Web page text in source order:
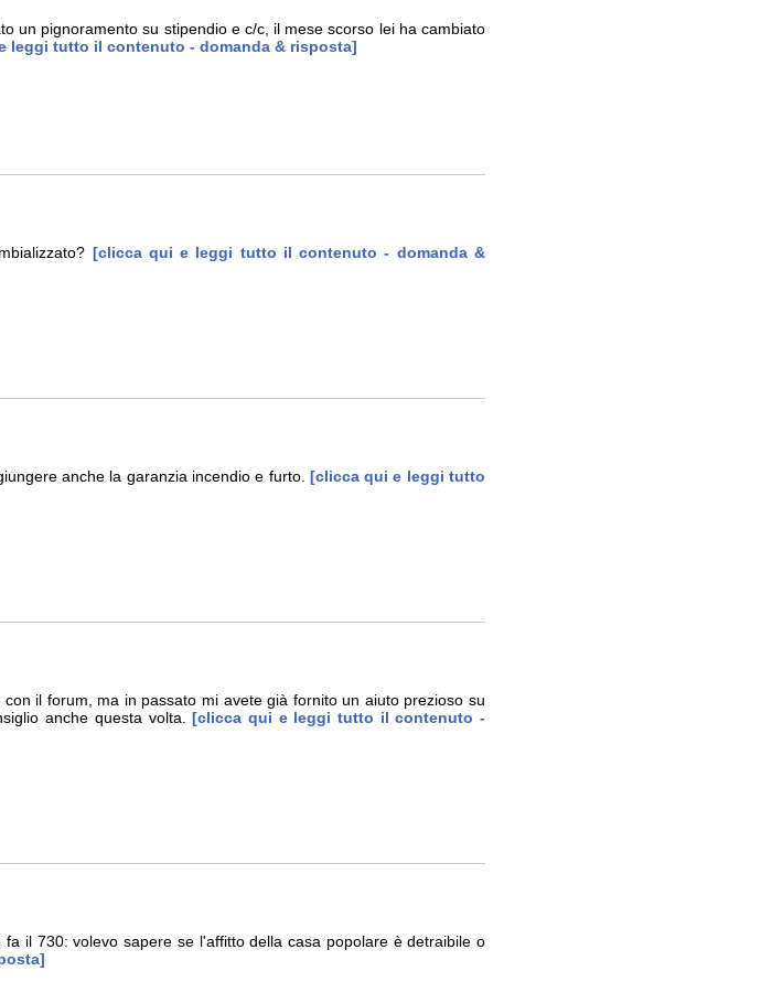
un pignoramento su stipendio e c/c, il mese scorso lei ha cambiato
leggi tutto il contenuto - domanda & risposta]
[clicca qui e leggi tutto il contenuto - domanda &
anche la garanzia incendio e furto. [clicca qui e leggi tutto
il forum, ma in passato mi avete già fornito un aiuto prezioso su
anche questa volta.
[clicca qui e leggi tutto il contenuto -
il 730: volevo sapere se l'affitto della casa popolare è detraibile o